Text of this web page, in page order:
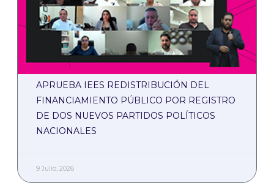
APRUEBA IEES REDISTRIBUCIÓN DEL
FINANCIAMIENTO PÚBLICO POR REGISTRO
DE DOS NUEVOS PARTIDOS POLÍTICOS
NACIONALES
9 Julio, 2026